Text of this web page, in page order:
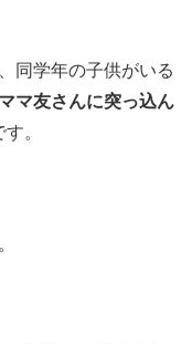
同学年の子供がいる
ママ友さんに突っ込ん
す。